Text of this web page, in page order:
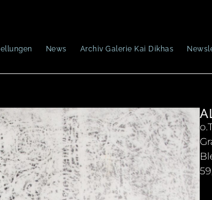
News Archiv Galerie Kai Dikhas